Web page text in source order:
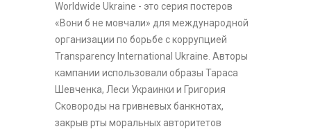
Worldwide Ukraine - это серия постеров
«Вони б не мовчали» для международной
организации по борьбе с коррупцией
Transparency International Ukraine. Авторы
кампании использовали образы Тараса
Шевченка, Леси Украинки и Григория
Сковороды на гривневых банкнотах,
закрыв рты моральных авторитетов